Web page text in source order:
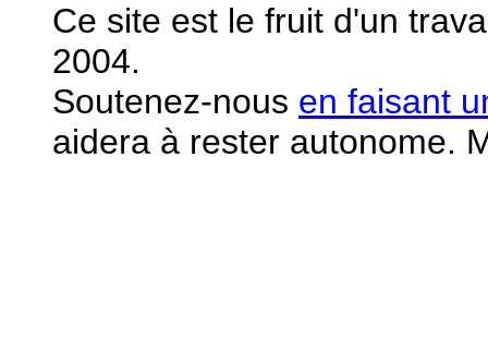
Ce site est le fruit d'un
2004.
Soutenez-nous en faisant
aidera à rester autonome.